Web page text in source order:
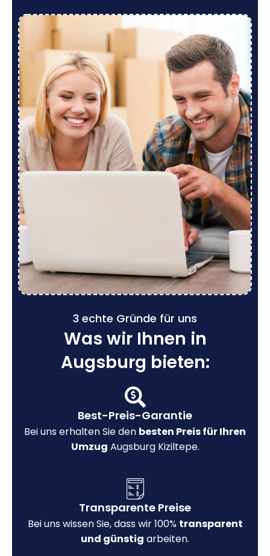
3 echte Gründe für uns
Was wir Ihnen in
Augsburg bieten:
Best-Preis-Garantie
Bei uns erhalten Sie den besten Preis für Ihren
Umzug Augsburg Kiziltepe.
Transparente Preise
Bei uns wissen Sie, dass wir 100% transparent
und günstig arbeiten.